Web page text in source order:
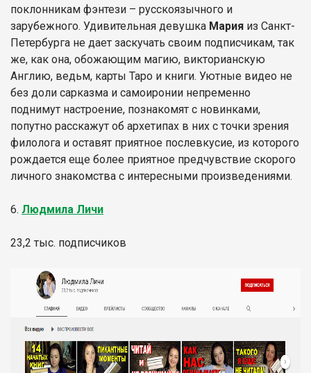
поклонникам фэнтези – русскоязычного и
зарубежного. Удивительная девушка Мария из Санкт-
Петербурга не дает заскучать своим подписчикам, так
же, как она, обожающим магию, викторианскую
Англию, ведьм, карты Таро и книги. Уютные видео не
без доли сарказма и самоиронии непременно
поднимут настроение, познакомят с новинками,
попутно расскажут об архетипах в них с точки зрения
филолога и оставят приятное послевкусие, из которого
рождается еще более приятное предчувствие скорого
личного знакомства с интересными произведениями.
6. Людмила Личи
23,2 тыс. подписчиков